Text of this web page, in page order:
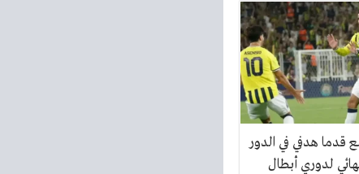
قدما هدفي في الدور
لدوري أبطال